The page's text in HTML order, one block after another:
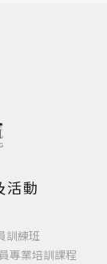
活動
訓練班
專業培訓課程